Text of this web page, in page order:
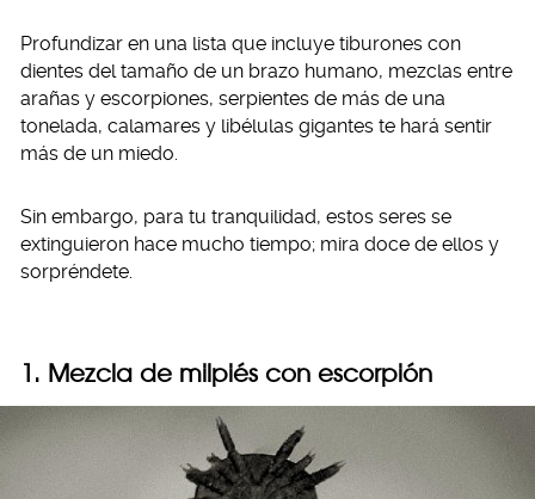
Profundizar en una lista que incluye tiburones con
dientes del tamaño de un brazo humano, mezclas entre
arañas y escorpiones, serpientes de más de una
tonelada, calamares y libélulas gigantes te hará sentir
más de un miedo.
Sin embargo, para tu tranquilidad, estos seres se
extinguieron hace mucho tiempo; mira doce de ellos y
sorpréndete.
1. Mezcla de milpiés con escorpión